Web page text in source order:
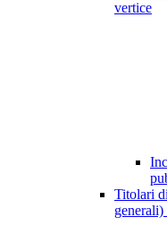
vertice
Titolari
generali)